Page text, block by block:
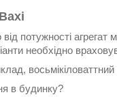
потужності
необхідно
в будинку?